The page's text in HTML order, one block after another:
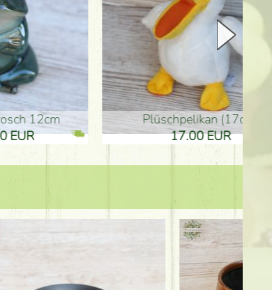
Plüschpelikan (17cm)
17.00 EUR
10.50